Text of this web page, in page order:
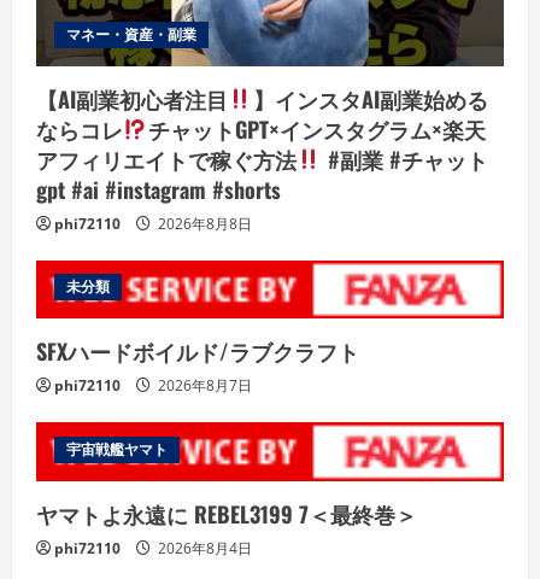
マネー・資産・副業
【AI副業初心者注目
】インスタAI副業始める
ならコレ
チャットGPT×インスタグラム×楽天
アフィリエイトで稼ぐ方法
#副業 #チャット
gpt #ai #instagram #shorts
phi72110 2026年8月8日
未分類
SFXハードボイルド/ラブクラフト
phi72110 2026年8月7日
宇宙戦艦ヤマト
ヤマトよ永遠に REBEL3199 7＜最終巻＞
phi72110 2026年8月4日